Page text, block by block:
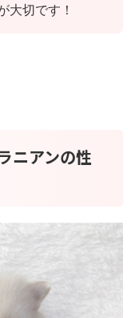
大切です！
ニアンの性